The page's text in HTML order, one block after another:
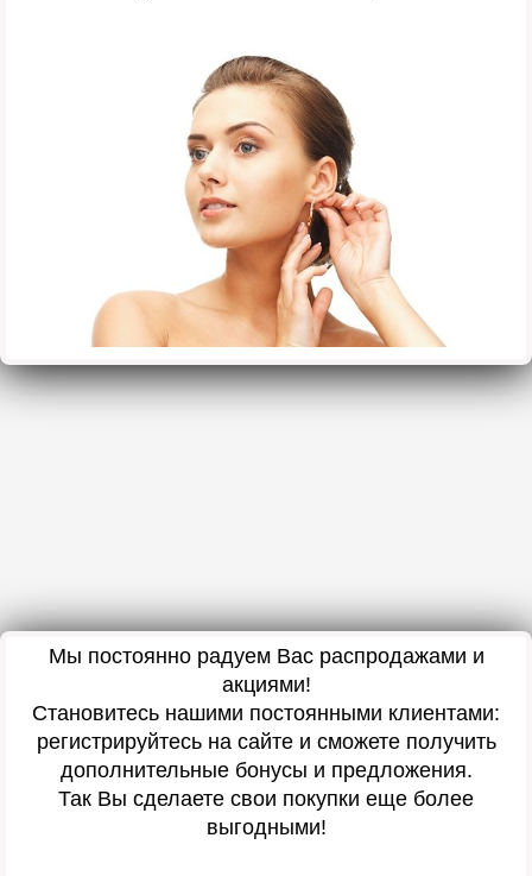
Мы постоянно радуем Вас распродажами и
акциями!
Становитесь нашими постоянными клиентами:
регистрируйтесь на сайте и сможете получить
дополнительные бонусы и предложения.
Так Вы сделаете свои покупки еще более
выгодными!